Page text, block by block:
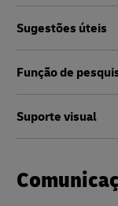
Sugestões úteis
Função de
Suporte visual